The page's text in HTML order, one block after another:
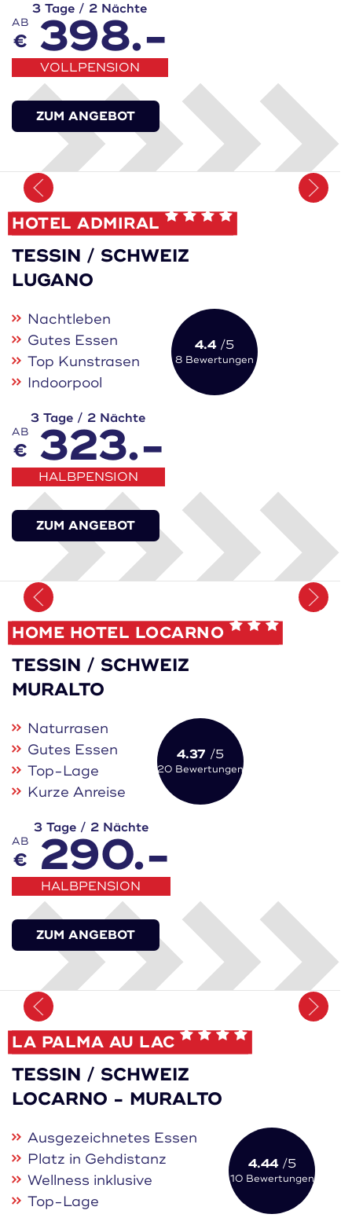
3 Tage / 2 Nächte
AB
€ 398.-
VOLLPENSION
ZUM ANGEBOT
Merken
HOTEL ADMIRAL
TESSIN / SCHWEIZ
LUGANO
Nachtleben
Gutes Essen
Top Kunstrasen
Indoorpool
4.4 /5
8 Bewertungen
3 Tage / 2 Nächte
AB
€ 323.-
HALBPENSION
ZUM ANGEBOT
Merken
HOME HOTEL LOCARNO
TESSIN / SCHWEIZ
MURALTO
Naturrasen
Gutes Essen
Top-Lage
Kurze Anreise
4.37 /5
20 Bewertungen
3 Tage / 2 Nächte
AB
€ 290.-
HALBPENSION
ZUM ANGEBOT
Merken
LA PALMA AU LAC
TESSIN / SCHWEIZ
LOCARNO - MURALTO
Ausgezeichnetes Essen
Platz in Gehdistanz
Wellness inklusive
Top-Lage
4.44 /5
10 Bewertungen